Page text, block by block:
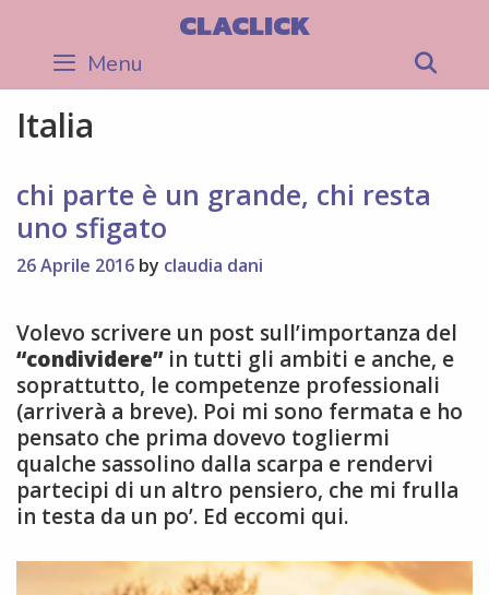
content
CLACLICK
Menu
Italia
chi parte è un grande, chi resta
uno sfigato
26 Aprile 2016 by claudia dani
Volevo scrivere un post sull’importanza del
“condividere”in tutti gli ambiti e anche, e
soprattutto, le competenze professionali
(arriverà a breve). Poi mi sono fermata e ho
pensato che prima dovevo togliermi
qualche sassolino dalla scarpa e rendervi
partecipi di un altro pensiero, che mi frulla
in testa da un po’. Ed eccomi qui.